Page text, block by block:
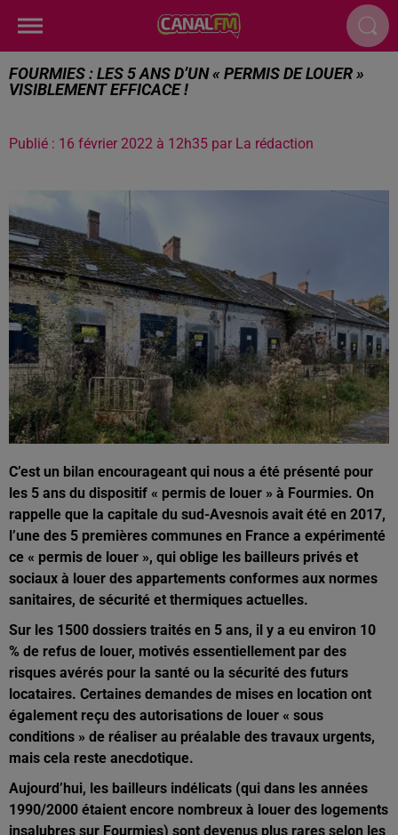
FOURMIES : LES 5 ANS D’UN « PERMIS DE LOUER »
VISIBLEMENT EFFICACE !
Publié : 16 février 2022 à 12h35 par La rédaction
C’est un bilan encourageant qui nous a été présenté pour
les 5 ans du dispositif « permis de louer » à Fourmies. On
rappelle que la capitale du sud-Avesnois avait été en 2017,
l’une des 5 premières communes en France a expérimenté
ce « permis de louer », qui oblige les bailleurs privés et
sociaux à louer des appartements conformes aux normes
sanitaires, de sécurité et thermiques actuelles.
Sur les 1500 dossiers traités en 5 ans, il y a eu environ 10
% de refus de louer, motivés essentiellement par des
risques avérés pour la santé ou la sécurité des futurs
locataires. Certaines demandes de mises en location ont
également reçu des autorisations de louer « sous
conditions » de réaliser au préalable des travaux urgents,
mais cela reste anecdotique.
Aujourd’hui, les bailleurs indélicats (qui dans les années
1990/2000 étaient encore nombreux à louer des logements
insalubres sur Fourmies) sont devenus plus rares selon les